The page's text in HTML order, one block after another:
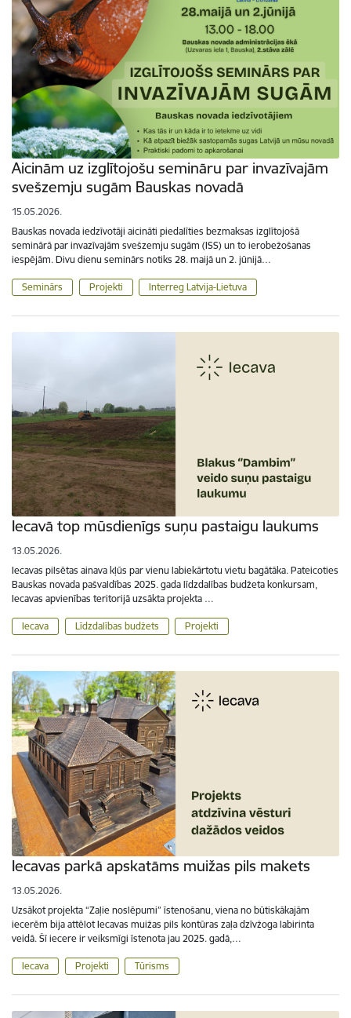
Aicinām uz izglītojošu semināru par invazīvajām
svešzemju sugām Bauskas novadā
15.05.2026.
Bauskas novada iedzīvotāji aicināti piedalīties bezmaksas izglītojošā
seminārā par invazīvajām svešzemju sugām (ISS) un to ierobežošanas
iespējām. Divu dienu seminārs notiks 28. maijā un 2. jūnijā…
Seminārs Projekti Interreg Latvija-Lietuva
Iecavā top mūsdienīgs suņu pastaigu laukums
13.05.2026.
Iecavas pilsētas ainava kļūs par vienu labiekārtotu vietu bagātāka. Pateicoties
Bauskas novada pašvaldības 2025. gada līdzdalības budžeta konkursam,
Iecavas apvienības teritorijā uzsākta projekta …
Iecava Līdzdalības budžets Projekti
Iecavas parkā apskatāms muižas pils makets
13.05.2026.
Uzsākot projekta “Zaļie noslēpumi” īstenošanu, viena no būtiskākajām
iecerēm bija attēlot Iecavas muižas pils kontūras zaļa dzīvžoga labirinta
veidā. Šī iecere ir veiksmīgi īstenota jau 2025. gadā,…
Iecava Projekti Tūrisms